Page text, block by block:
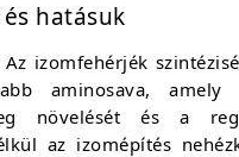
hatásuk
Az izomfehérjék
aminosava,
növelését és a
az izomépítés